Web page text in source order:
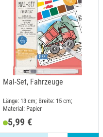
Mal-Set, Fahrzeuge
Länge: 13 cm; Breite: 15 cm;
Material: Papier
5,99 €